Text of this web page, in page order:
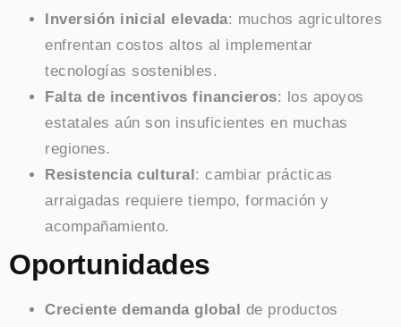
Inversión inicial elevada: muchos agricultores
enfrentan costos altos al implementar
tecnologías sostenibles.
Falta de incentivos financieros: los apoyos
estatales aún son insuficientes en muchas
regiones.
Resistencia cultural: cambiar prácticas
arraigadas requiere tiempo, formación y
acompañamiento.
Oportunidades
Creciente demanda global de productos